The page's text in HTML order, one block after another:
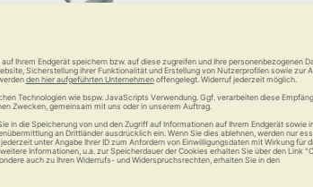
Gepäcktasche passend an die
Armlehne zum MovingStar 3000
102/